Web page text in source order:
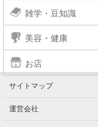
雑学・豆知識
美容・健康
お店
サイトマップ
運営会社